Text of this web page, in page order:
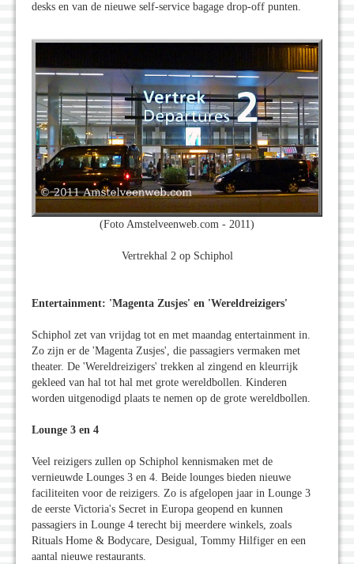
desks en van de nieuwe self-service bagage drop-off punten.
(Foto Amstelveenweb.com - 2011)
Vertrekhal 2 op Schiphol
Entertainment: 'Magenta Zusjes' en 'Wereldreizigers'
Schiphol zet van vrijdag tot en met maandag entertainment in.
Zo zijn er de 'Magenta Zusjes', die passagiers vermaken met
theater. De 'Wereldreizigers' trekken al zingend en kleurrijk
gekleed van hal tot hal met grote wereldbollen. Kinderen
worden uitgenodigd plaats te nemen op de grote wereldbollen.
Lounge 3 en 4
Veel reizigers zullen op Schiphol kennismaken met de
vernieuwde Lounges 3 en 4. Beide lounges bieden nieuwe
faciliteiten voor de reizigers. Zo is afgelopen jaar in Lounge 3
de eerste Victoria's Secret in Europa geopend en kunnen
passagiers in Lounge 4 terecht bij meerdere winkels, zoals
Rituals Home & Bodycare, Desigual, Tommy Hilfiger en een
aantal nieuwe restaurants.